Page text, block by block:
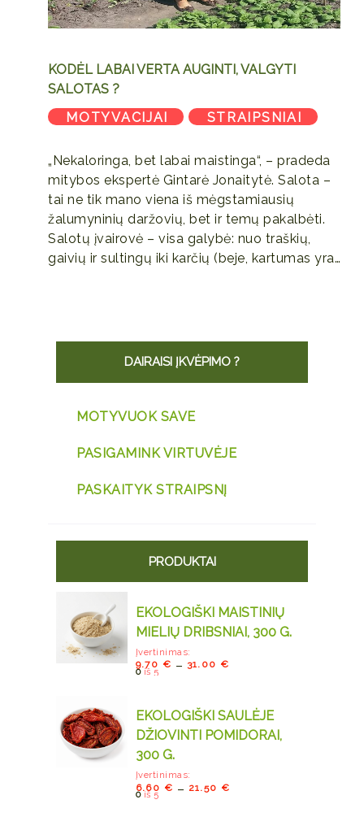
KODĖL LABAI VERTA AUGINTI, VALGYTI
SALOTAS ?
MOTYVACIJAI
, STRAIPSNIAI
„Nekaloringa, bet labai maistinga“, – pradeda
mitybos ekspertė Gintarė Jonaitytė. Salota –
tai ne tik mano viena iš mėgstamiausių
žalumyninių daržovių, bet ir temų pakalbėti.
Salotų įvairovė – visa galybė: nuo traškių,
gaivių ir sultingų iki karčių (beje, kartumas yra…
DAIRAISI ĮKVĖPIMO ?
MOTYVUOK SAVE
PASIGAMINK VIRTUVĖJE
PASKAITYK STRAIPSNĮ
PRODUKTAI
EKOLOGIŠKI MAISTINIŲ
MIELIŲ DRIBSNIAI, 300 G.
Įvertinimas:
0iš 5
9.70 € – 31.00 €
EKOLOGIŠKI SAULĖJE
DŽIOVINTI POMIDORAI,
300 G.
Įvertinimas:
0iš 5
6.60 € – 21.50 €